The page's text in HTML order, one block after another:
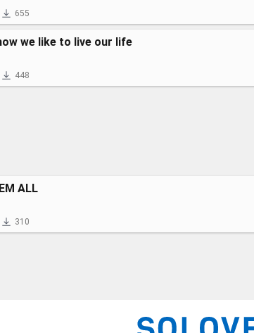
655
we like to live our life
448
ALL
310